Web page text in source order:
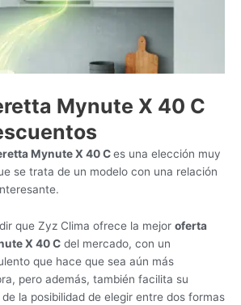
Mynute X 40 C
Mynute X 40 Ces una elección muy
se trata de un modelo con una relación
que Zyz Clima ofrece la mejor oferta
X 40 C del mercado, con un
que hace que sea aún más
pero además, también facilita su
la posibilidad de elegir entre dos formas